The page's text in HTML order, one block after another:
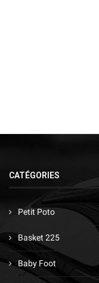
CATÉGORIES
Petit Poto
Basket 225
Baby Foot